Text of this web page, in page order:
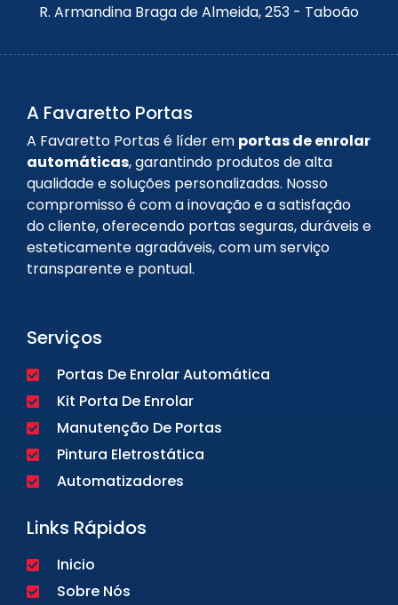
R. Armandina Braga de Almeida, 253 - Taboão
A Favaretto Portas
A Favaretto Portas é líder em portas de enrolar
automáticas, garantindo produtos de alta
qualidade e soluções personalizadas. Nosso
compromisso é com a inovação e a satisfação
do cliente, oferecendo portas seguras, duráveis e
esteticamente agradáveis, com um serviço
transparente e pontual.
Serviços
Portas De Enrolar Automática
Kit Porta De Enrolar
Manutenção De Portas
Pintura Eletrostática
Automatizadores
Links Rápidos
Inicio
Sobre Nós